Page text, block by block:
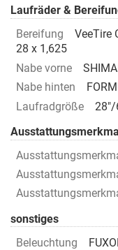
Laufräder &
Bereifung
VeeTire
28 x 1,625
Nabe vorne
Nabe hinten
Laufradgröße
28"/
sonstiges
Beleuchtung